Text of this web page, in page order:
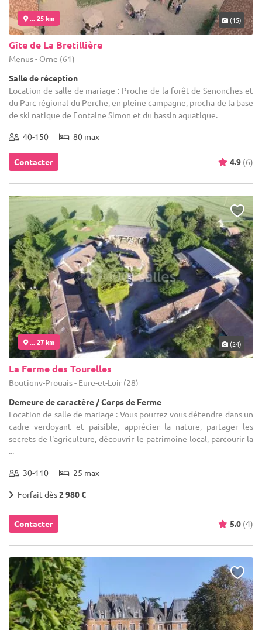
... 25 km (15)
Gîte de La Bretillière
Menus - Orne (61)
Salle de réception
Location de salle de mariage : Proche de la forêt de Senonches et
du Parc régional du Perche, en pleine campagne, procha de la base
de ski natique de Fontaine Simon et du bassin aquatique.
40-150 80 max
Contacter 4.9 (6)
... 27 km (24)
La Ferme des Tourelles
Boutigny-Prouais - Eure-et-Loir (28)
Demeure de caractère / Corps de Ferme
Location de salle de mariage : Vous pourrez vous détendre dans un
cadre verdoyant et paisible, apprécier la nature, partager les
secrets de l'agriculture, découvrir le patrimoine local, parcourir la
...
30-110 25 max
Forfait dès2 980 €
Contacter 5.0 (4)